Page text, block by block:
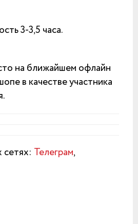
3-3,5 часа.
на ближайшем офлайн
в качестве участника
Телеграм,